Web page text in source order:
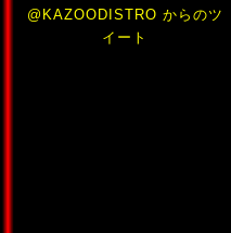
@KAZOODISTRO からのツ
イート